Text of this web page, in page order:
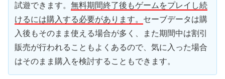
試遊できます。 無料期間終了後もゲームをプレイし続
けるには購入する必要があります。 セーブデータは購
入後もそのまま使える場合が多く、また期間中は割引
販売が行われることもよくあるので、気に入った場合
はそのまま購入を検討することもできます。